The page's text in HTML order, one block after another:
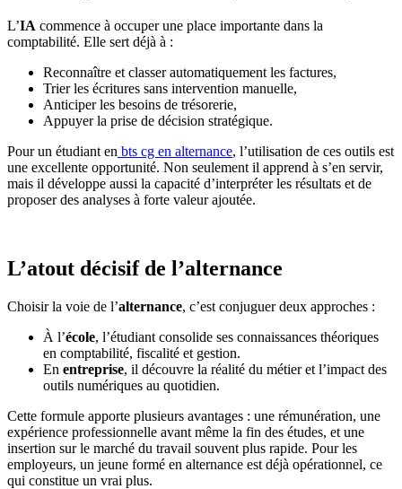
L’IA commence à occuper une place importante dans la
comptabilité. Elle sert déjà à :
Reconnaître et classer automatiquement les factures,
Trier les écritures sans intervention manuelle,
Anticiper les besoins de trésorerie,
Appuyer la prise de décision stratégique.
Pour un étudiant en bts cg en alternance, l’utilisation de ces outils est
une excellente opportunité. Non seulement il apprend à s’en servir,
mais il développe aussi la capacité d’interpréter les résultats et de
proposer des analyses à forte valeur ajoutée.
L’atout décisif de l’alternance
Choisir la voie de l’alternance, c’est conjuguer deux approches :
À l’école, l’étudiant consolide ses connaissances théoriques
en comptabilité, fiscalité et gestion.
En entreprise, il découvre la réalité du métier et l’impact des
outils numériques au quotidien.
Cette formule apporte plusieurs avantages : une rémunération, une
expérience professionnelle avant même la fin des études, et une
insertion sur le marché du travail souvent plus rapide. Pour les
employeurs, un jeune formé en alternance est déjà opérationnel, ce
qui constitue un vrai plus.